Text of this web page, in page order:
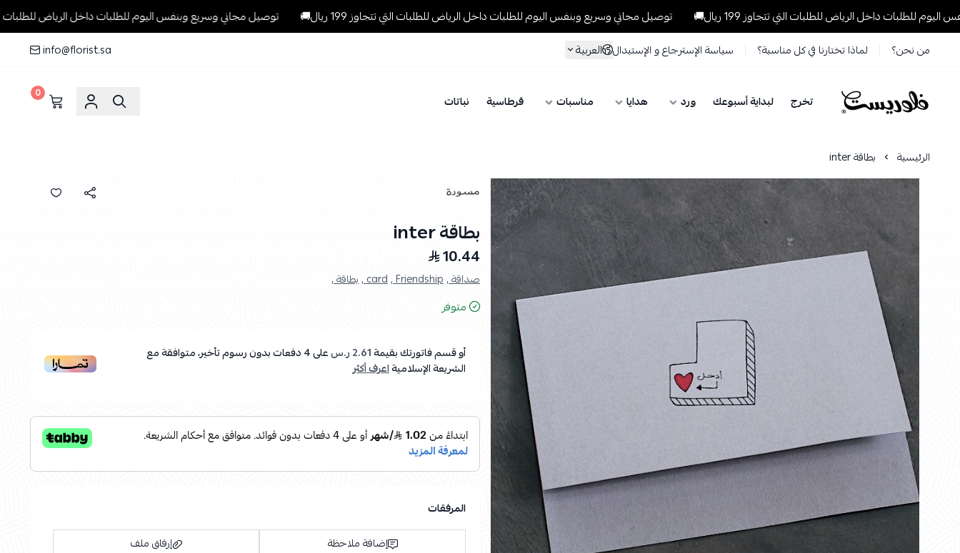
داخل الرياض للطلبات التي تتجاوز 199 ريال🚚 توصيل مجاني وسريع وبنفس اليوم للطلبات داخل الرياض للطلبات التي تتجاوز 199 ريال🚚 توصيل مجاني وسريع وبنفس اليوم للطلبات داخل الرياض للطلبات التي تتجاوز 199
من نحن؟ لماذا تختارنا في كل مناسبة؟ سياسة الإسترجاع و الإستبدال العربية info@florist.sa
فلوريست Florist تخرج لبداية أسبوعك ورد هدايا مناسبات قرطاسية نباتات 0
الرئيسية بطاقة inter
بطاقة inter
10.44
صداقة ,Friendship ,
card , بطاقة ,
متوفر
أو قسم فاتورتك بقيمة2.61 ر.س على4دفعات بدون رسوم تأخير، متوافقة مع
الشريعة الإسلاميةاعرف أكثر
المرفقات
إضافة ملاحظة
إرفاق ملف